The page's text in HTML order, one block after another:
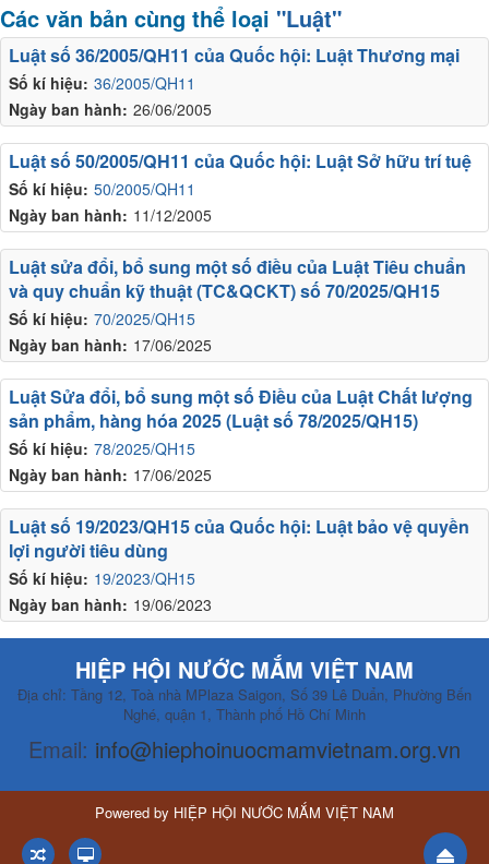
Các văn bản cùng thể loại "Luật"
Số kí hiệu: 36/2005/QH11
Ngày ban hành: 26/06/2005
Luật số 36/2005/QH11 của Quốc hội: Luật Thương mại
Số kí hiệu: 50/2005/QH11
Ngày ban hành: 11/12/2005
Luật số 50/2005/QH11 của Quốc hội: Luật Sở hữu trí tuệ
Số kí hiệu: 70/2025/QH15
Ngày ban hành: 17/06/2025
Luật sửa đổi, bổ sung một số điều của Luật Tiêu chuẩn
và quy chuẩn kỹ thuật (TC&QCKT) số 70/2025/QH15
Số kí hiệu: 78/2025/QH15
Ngày ban hành: 17/06/2025
Luật Sửa đổi, bổ sung một số Điều của Luật Chất lượng
sản phẩm, hàng hóa 2025 (Luật số 78/2025/QH15)
Số kí hiệu: 19/2023/QH15
Ngày ban hành: 19/06/2023
Luật số 19/2023/QH15 của Quốc hội: Luật bảo vệ quyền
lợi người tiêu dùng
HIỆP HỘI NƯỚC MẮM VIỆT NAM
Địa chỉ: Tầng 12, Toà nhà MPlaza Saigon, Số 39 Lê Duẩn, Phường Bến
Nghé, quận 1, Thành phố Hồ Chí Minh
Email: info@hiephoinuocmamvietnam.org.vn
Powered by HIỆP HỘI NƯỚC MẮM VIỆT NAM